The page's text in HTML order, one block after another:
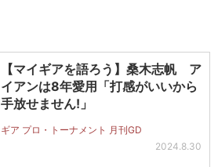
【マイギアを語ろう】桑木志帆 ア
イアンは8年愛用「打感がいいから
手放せません!」
ギア プロ・トーナメント 月刊GD
2024.8.30